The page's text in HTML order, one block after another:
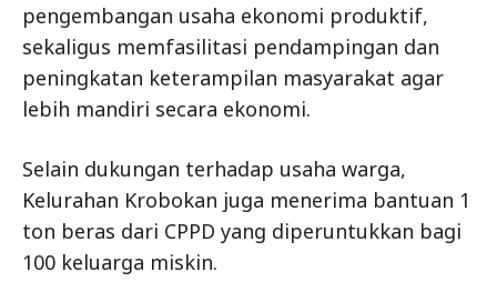
pengembangan usaha ekonomi produktif,
sekaligus memfasilitasi pendampingan dan
peningkatan keterampilan masyarakat agar
lebih mandiri secara ekonomi.
Selain dukungan terhadap usaha warga,
Kelurahan Krobokan juga menerima bantuan 1
ton beras dari CPPD yang diperuntukkan bagi
100 keluarga miskin.